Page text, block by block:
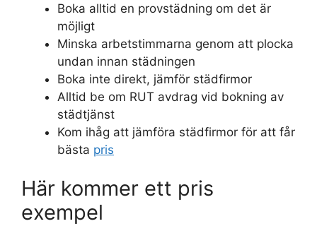
Boka alltid en provstädning om det är
möjligt
Minska arbetstimmarna genom att plocka
undan innan städningen
Boka inte direkt, jämför städfirmor
Alltid be om RUT avdrag vid bokning av
städtjänst
Kom ihåg att jämföra städfirmor för att får
bästa pris
Här kommer ett pris
exempel